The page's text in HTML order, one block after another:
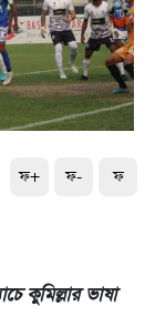
ফ+ ফ- ফ
কুমিল্লার ভাষা